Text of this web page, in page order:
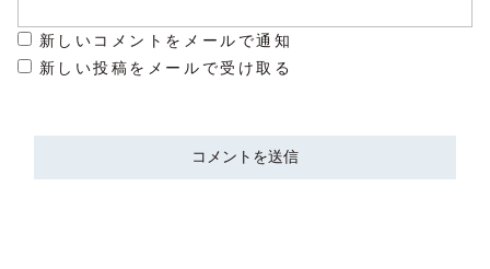
新しいコメントをメールで通知
新しい投稿をメールで受け取る